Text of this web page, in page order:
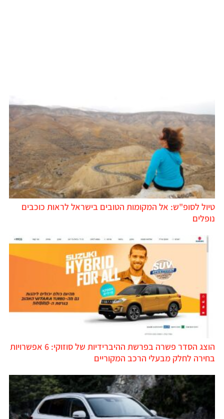
טיול לסופ"ש: אל המקומות הטובים בישראל לראות כוכבים
נופלים
הוצג הסדר פשרה בפרשת ההיברידיות של סוזוקי: 6 אפשרויות
בחירה לחלק מבעלי הרכב המקוריים